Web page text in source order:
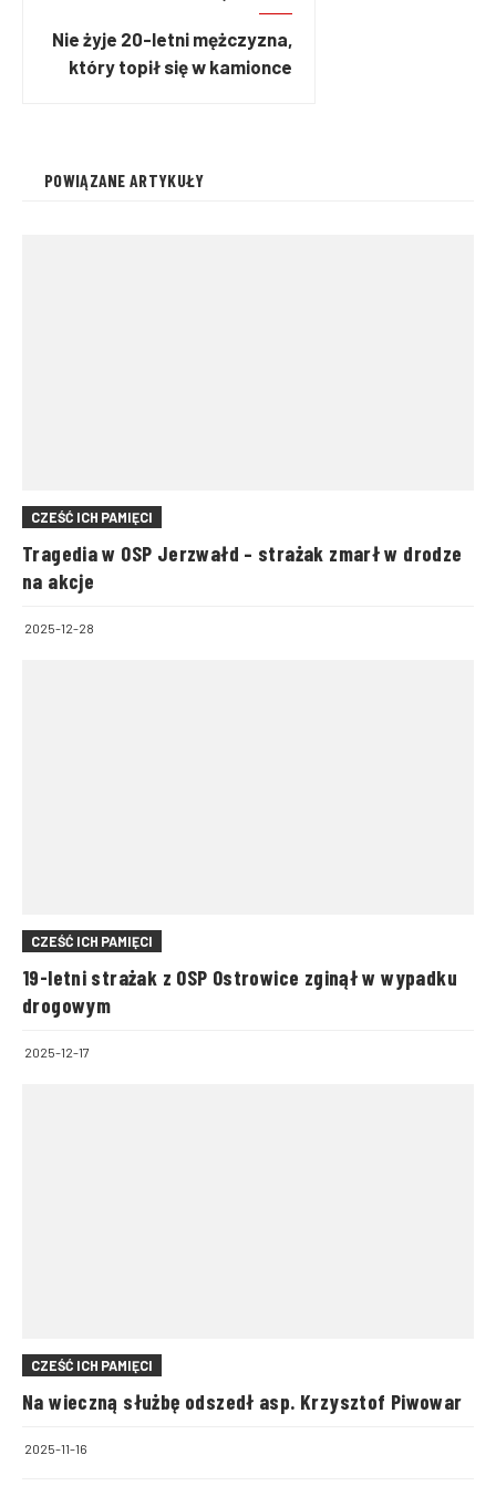
Nie żyje 20-letni mężczyzna,
który topił się w kamionce
POWIĄZANE ARTYKUŁY
CZEŚĆ ICH PAMIĘCI
Tragedia w OSP Jerzwałd – strażak zmarł w drodze
na akcje
2025-12-28
CZEŚĆ ICH PAMIĘCI
19-letni strażak z OSP Ostrowice zginął w wypadku
drogowym
2025-12-17
CZEŚĆ ICH PAMIĘCI
Na wieczną służbę odszedł asp. Krzysztof Piwowar
2025-11-16